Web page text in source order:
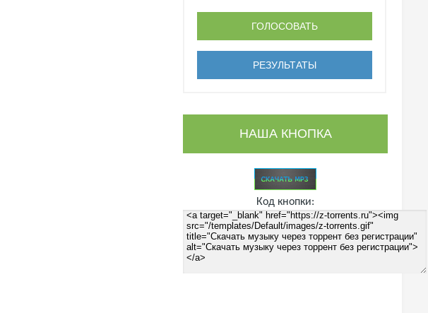
НАША КНОПКА
Код кнопки: